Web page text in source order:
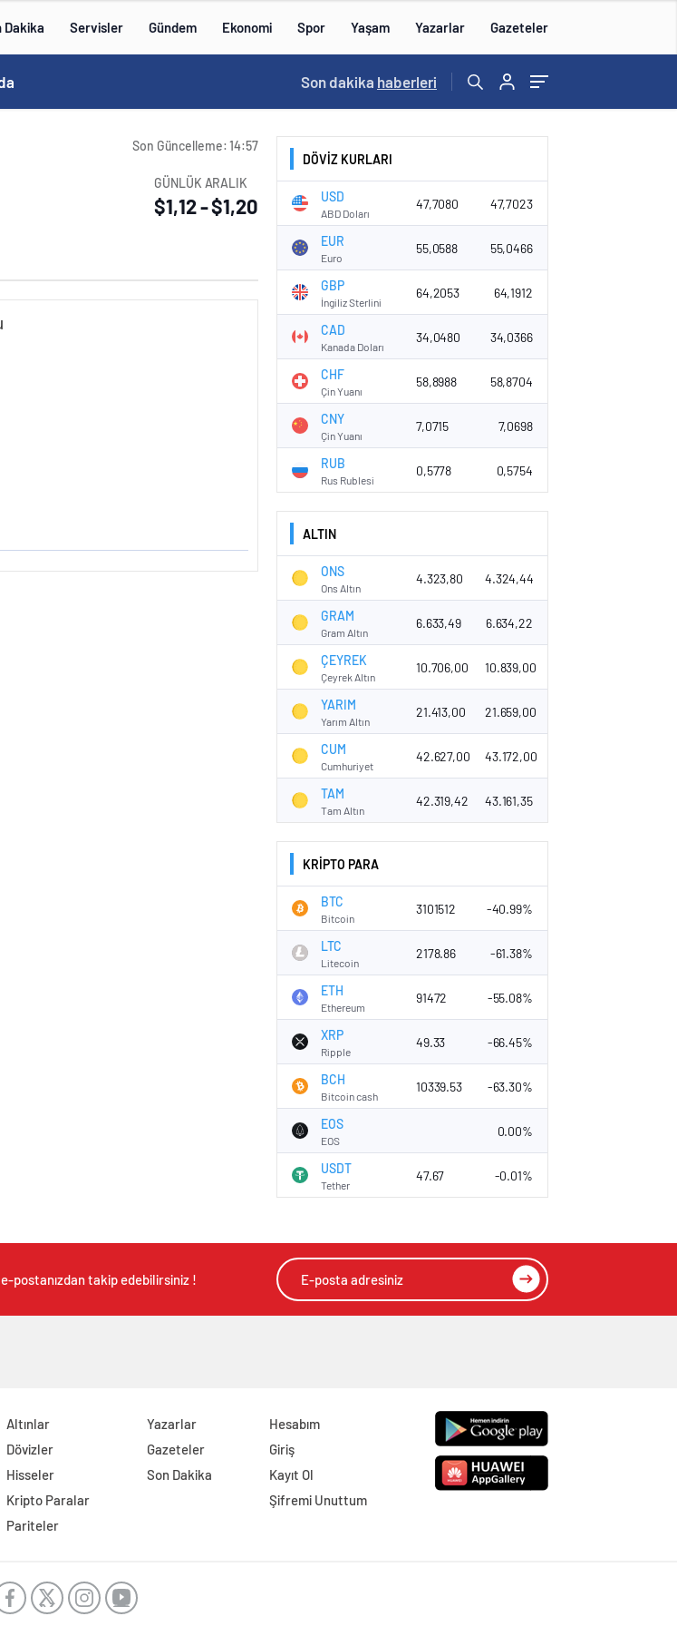
Dakika Servisler Gündem Ekonomi Spor Yaşam Yazarlar Gazeteler
15:59 /
Son dakika haberleri
Son Güncelleme: 14:57
GÜNLÜK ARALIK
$1,12 - $1,20
DÖVİZ KURLARI
USD
ABD Doları
47,7080 47,7023
EUR
Euro
55,0588 55,0466
GBP
İngiliz Sterlini
64,2053 64,1912
CAD
Kanada Doları
34,0480 34,0366
CHF
Çin Yuanı
58,8988 58,8704
CNY
Çin Yuanı
7,0715 7,0698
RUB
Rus Rublesi
0,5778 0,5754
ALTIN
ONS
Ons Altın
4.323,80 4.324,44
GRAM
Gram Altın
6.633,49 6.634,22
ÇEYREK
Çeyrek Altın
10.706,00 10.839,00
YARIM
Yarım Altın
21.413,00 21.659,00
CUM
Cumhuriyet
42.627,00 43.172,00
TAM
Tam Altın
42.319,42 43.161,35
KRİPTO PARA
BTC
Bitcoin
3101512 -40.99%
LTC
Litecoin
2178.86 -61.38%
ETH
Ethereum
91472 -55.08%
XRP
Ripple
49.33 -66.45%
BCH
Bitcoin cash
10339.53 -63.30%
EOS
EOS
0.00%
USDT
Tether
47.67 -0.01%
postanızdan takip edebilirsiniz !
Altınlar
Dövizler
Hisseler
Kripto Paralar
Pariteler
Yazarlar
Gazeteler
Son Dakika
Hesabım
Giriş
Kayıt Ol
Şifremi Unuttum